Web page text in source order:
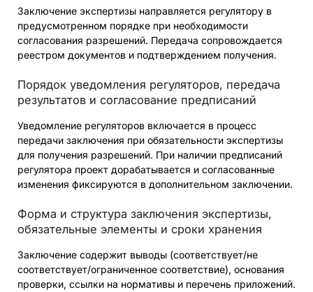
Заключение экспертизы направляется регулятору в
предусмотренном порядке при необходимости
согласования разрешений. Передача сопровождается
реестром документов и подтверждением получения.
Порядок уведомления регуляторов, передача
результатов и согласование предписаний
Уведомление регуляторов включается в процесс
передачи заключения при обязательности экспертизы
для получения разрешений. При наличии предписаний
регулятора проект дорабатывается и согласованные
изменения фиксируются в дополнительном заключении.
Форма и структура заключения экспертизы,
обязательные элементы и сроки хранения
Заключение содержит выводы (соответствует/не
соответствует/ограниченное соответствие), основания
проверки, ссылки на нормативы и перечень приложений.